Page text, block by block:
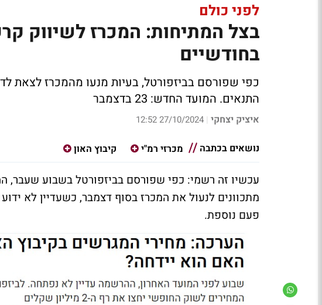
לפני כולם
בצל המתיחות: המכרז לשיווק
בחודשיים
כפי שפורסם בביזפורטל, בעיות מנעו מהמכרז לצאת
התנאים. המועד החדש: 23 בדצמבר
איציק יצחקי |
27/10/2024 12:52
נושאים בכתבה
מכרזי רמ"י קיבוץ האון
עכשיו זה רשמי: כפי שפורסם בביזפורטל בשבוע שעבר,
מתכוונים לנעול את המכרז בסוף דצמבר, כשעדיין לא
פעם נוספת.